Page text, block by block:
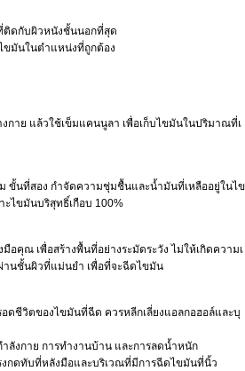
ติดกับผิวหนังชั้นนอกที่สุด
ขมันในตำแหน่งที่ถูกต้อง
กาย แล้วใช้เข็มแคนนูลา เพื่อเก็บไขมันในปริมาณที่เ
ขั้นที่สอง กำจัดความชุ่มชื้นและน้ำมันที่เหลืออยู่ในไข
ะไขมันบริสุทธิ์เกือบ 100%
อคุณ เพื่อสร้างพื้นที่อย่างระมัดระวัง ไม่ให้เกิดความเ
านชั้นผิวที่แม่นยำ เพื่อที่จะฉีดไขมัน
อดชีวิตของไขมันที่ฉีด ควรหลีกเลี่ยงแอลกอฮอล์และบุ
ำลังกาย การทำงานบ้าน และการลดน้ำหนัก
งกดทับที่หลังมือและบริเวณที่มีการฉีดไขมันที่นิ้ว